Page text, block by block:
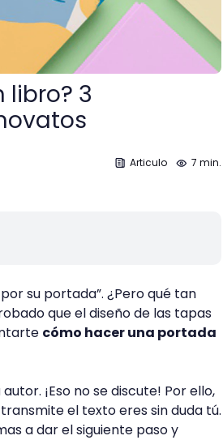
libro? 3
Articulo 7 min.
su portada”. ¿Pero qué tan
que el diseño de las tapas
cómo hacer una portada
¡Eso no se discute! Por ello,
el texto eres sin duda tú.
a dar el siguiente paso y